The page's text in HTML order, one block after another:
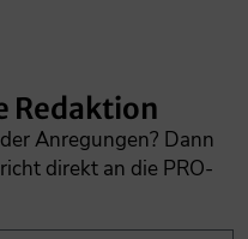
Redaktion
Anregungen? Dann
direkt an die PRO-